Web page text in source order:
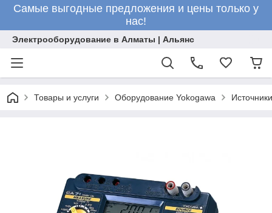
Самые выгодные предложения и цены только у
нас!
Электрооборудование в Алматы | Альянс
Товары и услуги Оборудование Yokogawa